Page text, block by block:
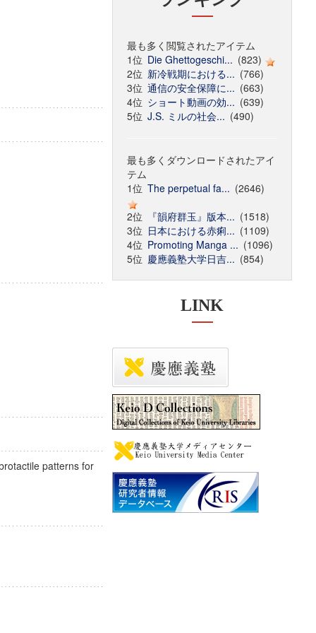
patterns for
最も多く閲覧されたアイテム
1位 Die Ghettogeschi... (823)
2位 新冷戦期における... (766)
3位 通信の安全保障に... (663)
4位 ショート動画の効... (639)
5位 J.S. ミルの社会... (490)
最も多くダウンロードされたアイ
テム
1位 The perpetual fa... (2646)
2位
『韻府群玉』版本... (1518)
3位 日本における赤痢... (1109)
4位 Promoting Manga ... (1096)
5位 慶應義塾大学日吉... (854)
LINK